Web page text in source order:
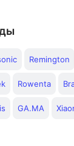
Remington
Rowenta
GA.MA